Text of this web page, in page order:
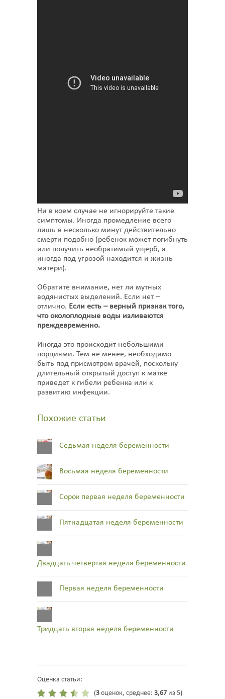
Ни в коем случае не игнорируйте такие
симптомы. Иногда промедление всего
лишь в несколько минут действительно
смерти подобно (ребенок может погибнуть
или получить необратимый ущерб, а
иногда под угрозой находится и жизнь
матери).
Обратите внимание, нет ли мутных
водянистых выделений. Если нет –
отлично. Если есть – верный признак того,
что околоплодные воды изливаются
преждевременно.
Иногда это происходит небольшими
порциями. Тем не менее, необходимо
быть под присмотром врачей, поскольку
длительный открытый доступ к матке
приведет к гибели ребенка или к
развитию инфекции.
Похожие статьи
Седьмая неделя беременности
Восьмая неделя беременности
Сорок первая неделя беременности
Пятнадцатая неделя беременности
Двадцать четвертая неделя беременности
Первая неделя беременности
Тридцать вторая неделя беременности
Оценка статьи:
(3 оценок, среднее: 3,67 из 5)